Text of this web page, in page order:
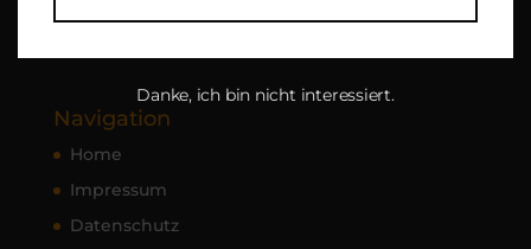
Montag bis Donnerstag von 9:00 – 18:00 Uhr
Navigation
Home
Impressum
Datenschutz
Danke, ich bin nicht interessiert.